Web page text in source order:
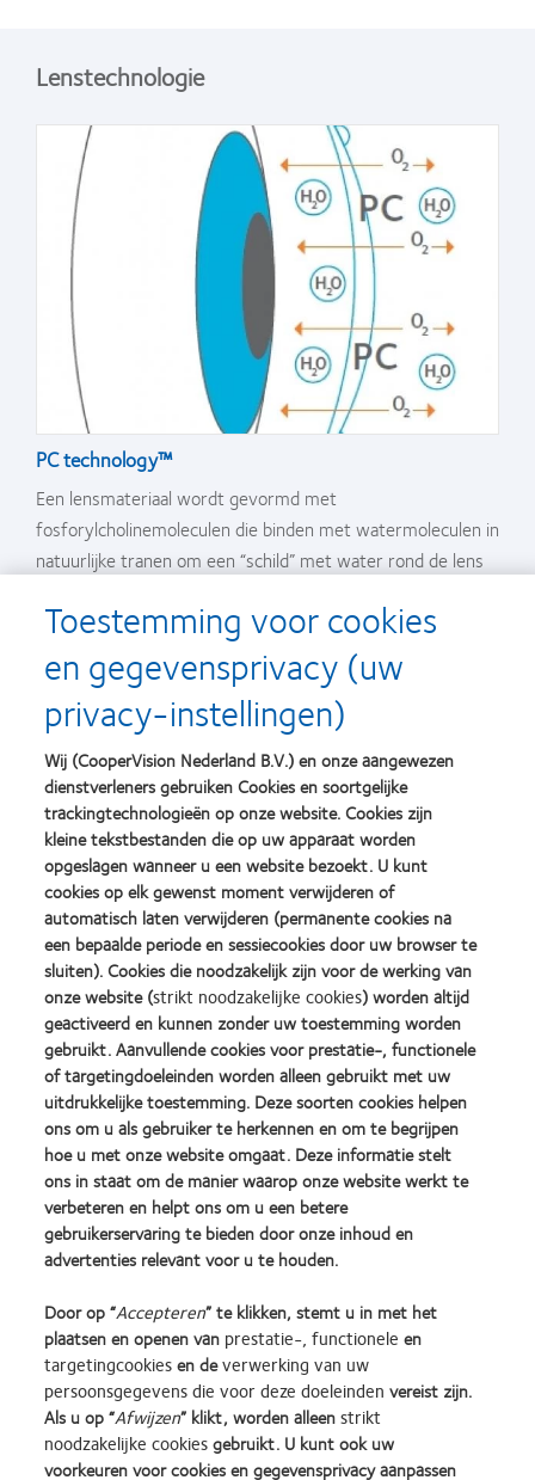
Lenstechnologie
PC technology™
Een lensmateriaal wordt gevormd met
fosforylcholinemoleculen die binden met watermoleculen in
natuurlijke tranen om een “schild” met water rond de lens
Productdetails
Materiaal/H O-gehalte
omafilcon A / 60%
Vervangingsschema
Dagelijkse vervanging
Zuurstofdoorlaatbaarheid
28 DK/t (bij -3.00D)
Verpakkingsgrootte
30
Basiscurve
8.7
Diameter
14.2
Sferische sterkte
+6.00D t/m -10.00D
(per 0.50D na -6.00D)
Leessterkte
Ontworpen met een
Draagschema
Dagelijks
Learn
more
about
Silmo
Learn
more
about
Contact
Learn
more
about
2012
Learn
more
about
2011
Learn
more
about
ODMA
Learn
about
2012
Toestemming voor cookies
en gegevensprivacy (uw
privacy-instellingen)
Wij (CooperVision Nederland B.V.) en onze aangewezen
dienstverleners gebruiken Cookies en soortgelijke
trackingtechnologieën op onze website. Cookies zijn
kleine tekstbestanden die op uw apparaat worden
opgeslagen wanneer u een website bezoekt. U kunt
cookies op elk gewenst moment verwijderen of
automatisch laten verwijderen (permanente cookies na
een bepaalde periode en sessiecookies door uw browser te
sluiten). Cookies die noodzakelijk zijn voor de werking van
onze website (strikt noodzakelijke cookies) worden altijd
geactiveerd en kunnen zonder uw toestemming worden
gebruikt. Aanvullende cookies voor prestatie-, functionele
of targetingdoeleinden worden alleen gebruikt met uw
uitdrukkelijke toestemming. Deze soorten cookies helpen
ons om u als gebruiker te herkennen en om te begrijpen
hoe u met onze website omgaat. Deze informatie stelt
ons in staat om de manier waarop onze website werkt te
verbeteren en helpt ons om u een betere
gebruikerservaring te bieden door onze inhoud en
advertenties relevant voor u te houden.
Door op “Accepteren” te klikken, stemt u in met het
plaatsen en openen van prestatie-, functionele en
targetingcookiesen deverwerking van uw
persoonsgegevens die voor deze doeleinden vereist zijn.
Als u op “Afwijzen” klikt, worden alleenstrikt
noodzakelijke cookiesgebruikt. U kunt ook uw
voorkeuren voor cookies en gegevensprivacy aanpassen